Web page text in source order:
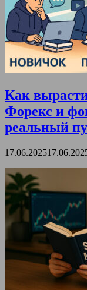
Как
Форекс и
реальный
17.06.2025